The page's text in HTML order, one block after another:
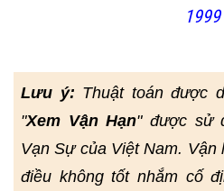
1999
Lưu ý: Thuật toán được
"Xem Vận Hạn" được sử
Vạn Sự của Việt Nam.
điều không tốt nhắm cố